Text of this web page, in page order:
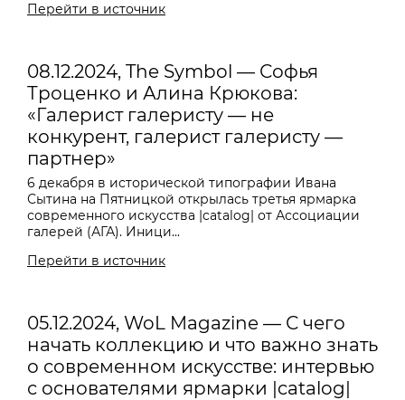
Перейти в источник
08.12.2024, The Symbol — Софья
Троценко и Алина Крюкова:
«Галерист галеристу — не
конкурент, галерист галеристу —
партнер»
6 декабря в исторической типографии Ивана
Сытина на Пятницкой открылась третья ярмарка
современного искусства |catalog| от Ассоциации
галерей (АГА). Иници...
Перейти в источник
05.12.2024, WoL Magazine — С чего
начать коллекцию и что важно знать
о современном искусстве: интервью
с основателями ярмарки |catalog|